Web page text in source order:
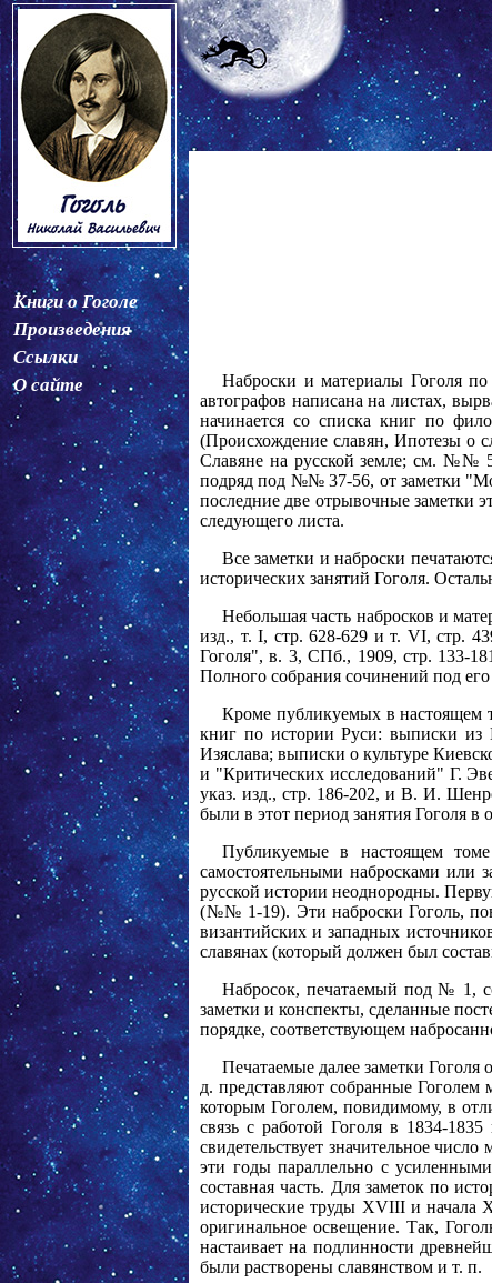
Книги о Гоголе
Произведения
Ссылки
О сайте
Наброски и материалы Гоголя
автографов написана на листах,
начинается со списка книг по
(Происхождение славян, Ипотезы о
Славяне на русской земле; см. №№
подряд под №№ 37-56, от заметки
последние две отрывочные заметки
следующего листа.
Все заметки и наброски
исторических занятий Гоголя.
Небольшая часть набросков и
изд., т. I, стр. 628-629 и т. VI, стр.
Гоголя", в. 3, СПб., 1909, стр. 133-
Полного собрания сочинений под
Кроме публикуемых в настоящем
книг по истории Руси: выписки из
Изяслава; выписки о культуре
и "Критических исследований" Г.
указ. изд., стр. 186-202, и В. И.
были в этот период занятия Гоголя в
Публикуемые в настоящем
самостоятельными набросками или
русской истории неоднородны.
(№№ 1-19). Эти наброски Гоголь,
византийских и западных
славянах (который должен был
Набросок, печатаемый под № 1,
заметки и конспекты, сделанные
порядке, соответствующем
Печатаемые далее заметки
д. представляют собранные Гоголем
которым Гоголем, повидимому, в
связь с работой Гоголя в 1834-
свидетельствует значительное
эти годы параллельно с
составная часть. Для заметок по
исторические труды XVIII и начала
оригинальное освещение. Так,
настаивает на подлинности
были растворены славянством и т. п.